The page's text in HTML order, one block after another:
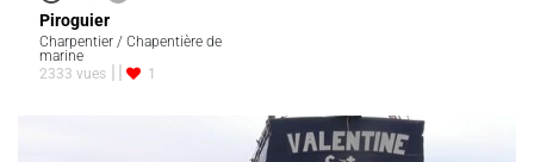
Piroguier
Charpentier / Chapentière de
marine
2333 vues
1